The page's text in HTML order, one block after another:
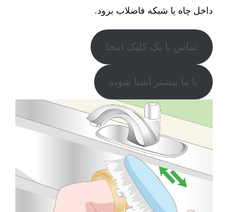
داخل چاه یا شبکه فاضلاب برود.
تماس با یک کلیک اینجا
با ما بیشتر آشنا شوید